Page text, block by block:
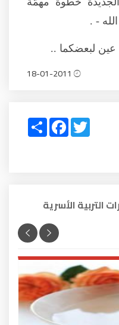
- .
عين لبعضكما ..
Share
FacebookTwitter
الأسرية